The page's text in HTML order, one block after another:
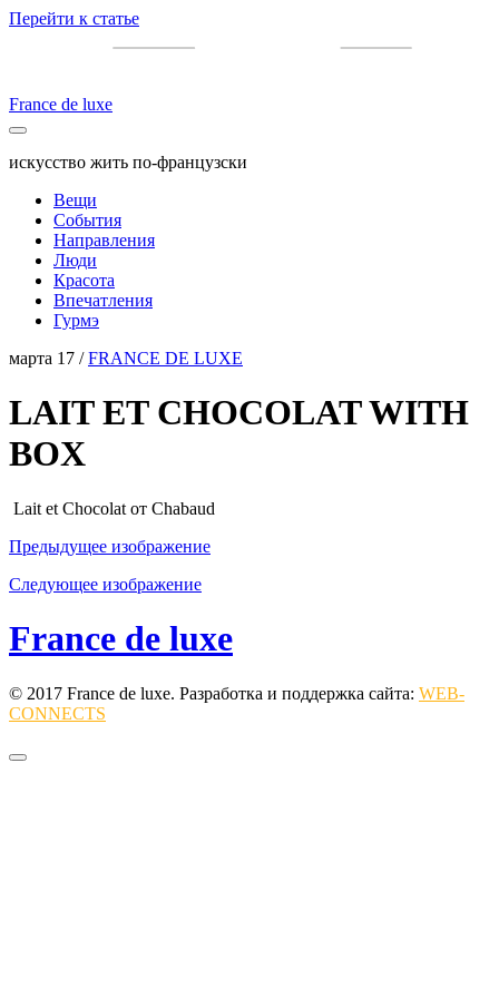
Перейти к статье
France de luxe
искусство жить по-французски
Вещи
События
Направления
Люди
Красота
Впечатления
Гурмэ
марта 17 /FRANCE DE LUXE
LAIT ET CHOCOLAT WITH
BOX
Lait et Chocolat от Chabaud
Предыдущее изображение
Следующее изображение
France de luxe
© 2017 France de luxe. Разработка и поддержка сайта: WEB-
CONNECTS